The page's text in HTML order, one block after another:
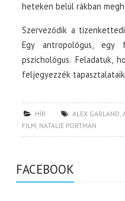
heteken belül rákban
Szerveződik a
Egy antropológus,
pszichológus. Feladatuk,
feljegyezzék
HÍR ALEX GARLAND,
FILM, NATALIE PORTMAN
FACEBOOK